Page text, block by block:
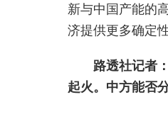
新与中国产能的
济提供更多确定
路透社记者
起火。中方能否